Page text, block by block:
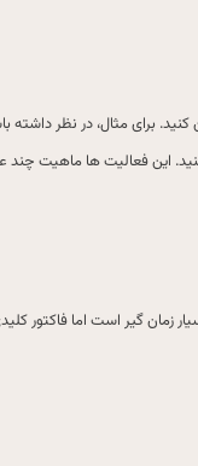
برای مثال، در نظر
زمان گیر است اما فاکتور